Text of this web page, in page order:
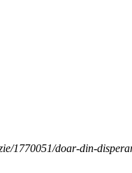
1770051/doar-din-